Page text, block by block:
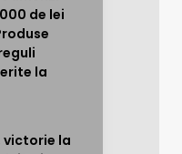
de lei
la
victorie la